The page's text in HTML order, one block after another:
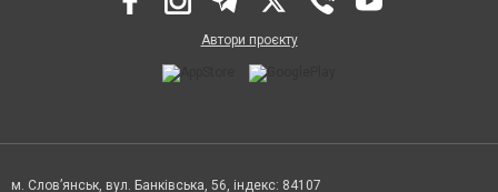
Автори проєкту
м. Слов’янськ, вул. Банківська, 56, індекс: 84107